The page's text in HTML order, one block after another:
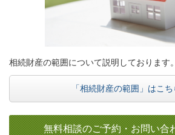
相続財産の範囲について説明しております。
「相続財産の範囲」はこち
無料相談のご予約・お問い合